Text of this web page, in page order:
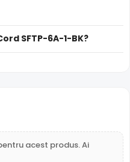
24 luni
SFTP-6A-1-BK?
acest produs. Ai